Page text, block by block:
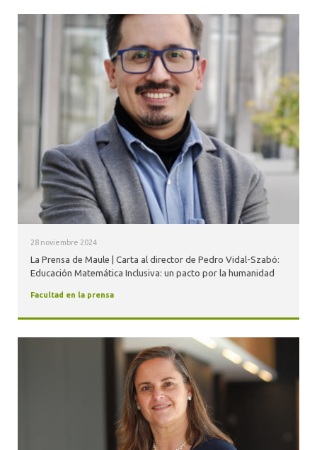
28 noviembre 2024
La Prensa de Maule | Carta al director de Pedro Vidal-Szabó:
Educación Matemática Inclusiva: un pacto por la humanidad
Facultad en la prensa